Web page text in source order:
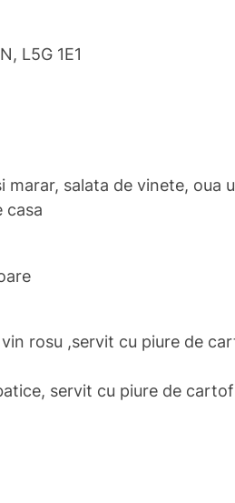
L5G 1E1
marar, salata de vinete,
casa
rosu ,servit cu piure de
servit cu piure de